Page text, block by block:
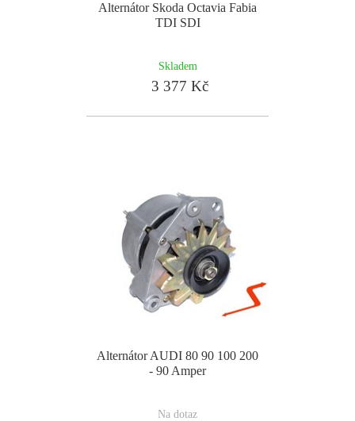
Alternátor Skoda Octavia Fabia
TDI SDI
Skladem
3 377 Kč
Alternátor AUDI 80 90 100 200
- 90 Amper
Na dotaz